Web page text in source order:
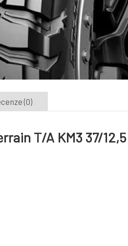
(0)
T/A KM3 37/12,5